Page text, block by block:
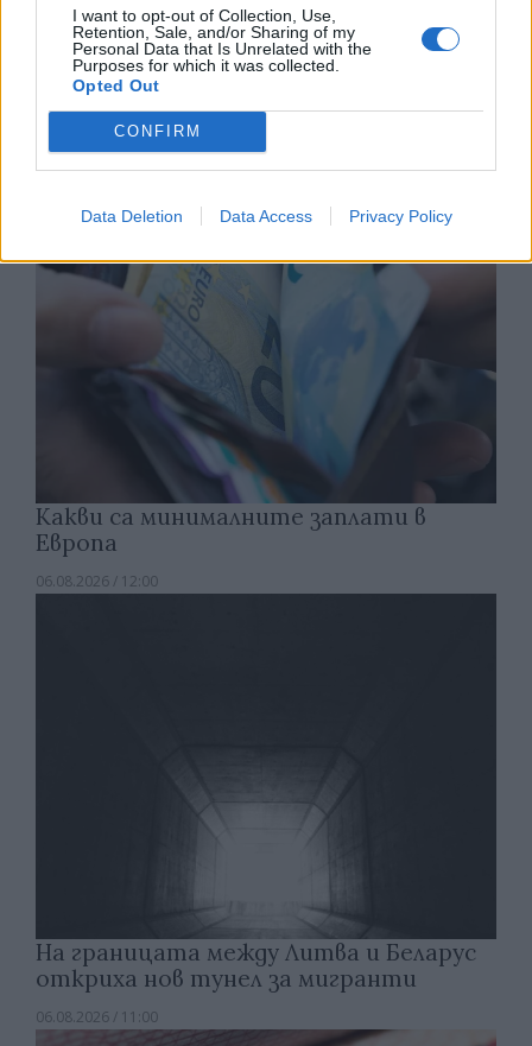
I want to opt-out of Collection, Use,
Retention, Sale, and/or Sharing of my
Personal Data that Is Unrelated with the
Purposes for which it was collected.
Opted Out
CONFIRM
Data Deletion Data Access Privacy Policy
Изпълнителният директор на Revolut
може да стане най-богатият
европеец
06.08.2026 / 13:00
Какви са минималните заплати в
Европа
06.08.2026 / 12:00
На границата между Литва и Беларус
откриха нов тунел за мигранти
06.08.2026 / 11:00